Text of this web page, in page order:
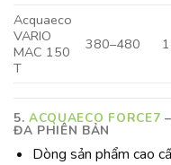
Acquaeco
VARIO
MAC 150
T
380–480
5.ACQUAECO FORCE7
ĐA PHIÊN BẢN
Dòng sản phẩm cao